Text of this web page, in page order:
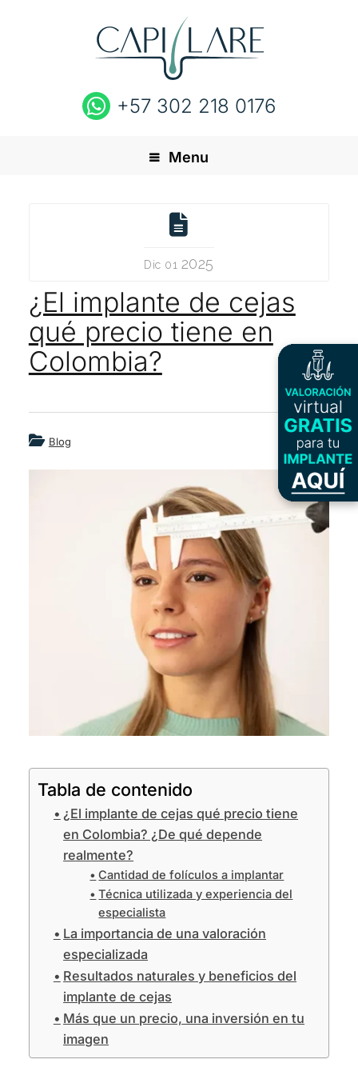
+57 302 218 0176
Menu
Dic 01 2025
¿El implante de cejas
qué precio tiene en
Colombia?
Blog
Tabla de contenido
¿El implante de cejas qué precio tiene
en Colombia? ¿De qué depende
realmente?
Cantidad de folículos a implantar
Técnica utilizada y experiencia del
especialista
La importancia de una valoración
especializada
Resultados naturales y beneficios del
implante de cejas
Más que un precio, una inversión en tu
imagen